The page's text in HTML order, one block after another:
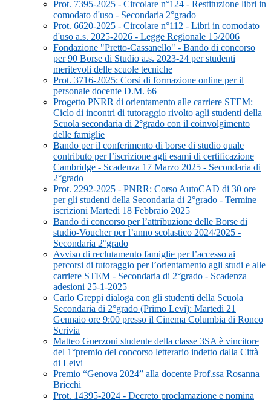
Prot. 7395-2025 - Circolare n°124 - Restituzione libri in
comodato d'uso - Secondaria 2°grado
Prot. 6620-2025 - Circolare n°112 - Libri in comodato
d'uso a.s. 2025-2026 - Legge Regionale 15/2006
Fondazione "Pretto-Cassanello" - Bando di concorso
per 90 Borse di Studio a.s. 2023-24 per studenti
meritevoli delle scuole tecniche
Prot. 3716-2025: Corsi di formazione online per il
personale docente D.M. 66
Progetto PNRR di orientamento alle carriere STEM:
Ciclo di incontri di tutoraggio rivolto agli studenti della
Scuola secondaria di 2°grado con il coinvolgimento
delle famiglie
Bando per il conferimento di borse di studio quale
contributo per l’iscrizione agli esami di certificazione
Cambridge - Scadenza 17 Marzo 2025 - Secondaria di
2°grado
Prot. 2292-2025 - PNRR: Corso AutoCAD di 30 ore
per gli studenti della Secondaria di 2°grado - Termine
iscrizioni Martedì 18 Febbraio 2025
Bando di concorso per l’attribuzione delle Borse di
studio-Voucher per l’anno scolastico 2024/2025 -
Secondaria 2°grado
Avviso di reclutamento famiglie per l’accesso ai
percorsi di tutoraggio per l’orientamento agli studi e alle
carriere STEM - Secondaria di 2°grado - Scadenza
adesioni 25-1-2025
Carlo Greppi dialoga con gli studenti della Scuola
Secondaria di 2°grado (Primo Levi): Martedì 21
Gennaio ore 9:00 presso il Cinema Columbia di Ronco
Scrivia
Matteo Guerzoni studente della classe 3SA è vincitore
del 1°premio del concorso letterario indetto dalla Città
di Leivi
Premio “Genova 2024” alla docente Prof.ssa Rosanna
Bricchi
Prot. 14395-2024 - Decreto proclamazione e nomina